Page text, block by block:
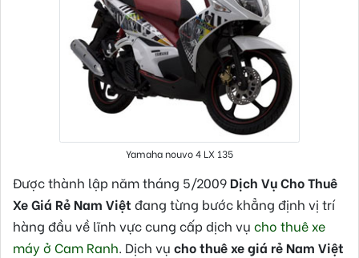
Yamaha nouvo 4 LX 135
Được thành lập năm tháng 5/2009 Dịch Vụ Cho Thuê
Xe Giá Rẻ Nam Việt đang từng bước khẳng định vị trí
hàng đầu về lĩnh vực cung cấp dịch vụ cho thuê xe
máy ở Cam Ranh. Dịch vụ cho thuê xe giá rẻ Nam Việt